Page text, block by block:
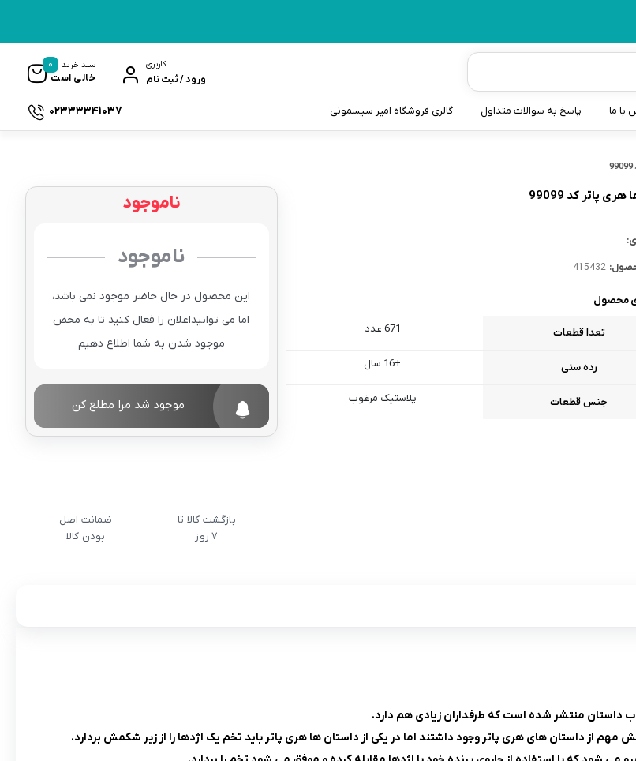
کاربری
ورود / ثبت نام
سبد خرید
خالی است
0
با ما پاسخ به سوالات متداول گالری فروشگاه امیر سیسمونی 02333341037
پاتر کد 99099
415432
محصول
تعدا قطعات 671 عدد
رده سنی +16 سال
جنس قطعات پلاستیک مرغوب
ناموجود
ناموجود
این محصول در حال حاضر موجود نمی باشد،
اما می توانیداعلان را فعال کنید تا به محض
موجود شدن به شما اطلاع دهیم
موجود شد مرا مطلع کن
بازگشت کالا تا
7 روز
ضمانت اصل
بودن کالا
داستان منتشر شده است که طرفداران زیادی هم دارد.
مهم از داستان های هری پاتر وجود داشتند اما در یکی از داستان ها هری پاتر باید تخم یک اژدها را از زیر شکمش بردارد.